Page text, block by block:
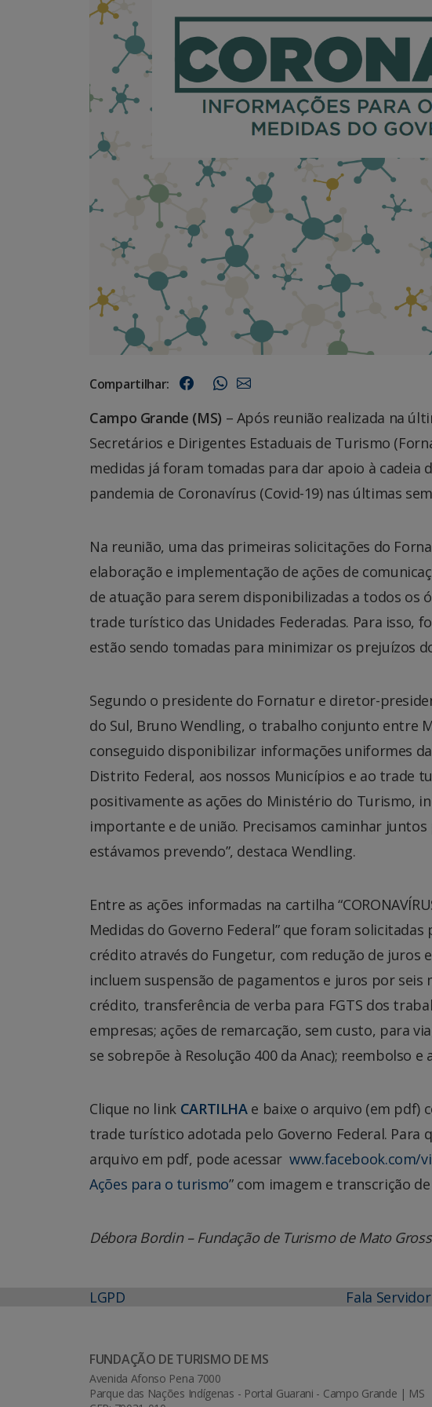
Compartilhar:
Campo Grande (MS) – Após reunião realizada na
Secretários e Dirigentes Estaduais de Turismo
medidas já foram tomadas para dar apoio à
pandemia de Coronavírus (Covid-19) nas últimas
Na reunião, uma das primeiras solicitações do
elaboração e implementação de ações de
de atuação para serem disponibilizadas a todos
trade turístico das Unidades Federadas. Para isso,
estão sendo tomadas para minimizar os prejuízos
Segundo o presidente do Fornatur e diretor-
do Sul, Bruno Wendling, o trabalho conjunto entre
conseguido disponibilizar informações uniformes
Distrito Federal, aos nossos Municípios e ao trade
positivamente as ações do Ministério do Turismo,
importante e de união. Precisamos caminhar
estávamos prevendo”, destaca Wendling.
Entre as ações informadas na cartilha
Medidas do Governo Federal” que foram
crédito através do Fungetur, com redução de juros
incluem suspensão de pagamentos e juros por
crédito, transferência de verba para FGTS dos
empresas; ações de remarcação, sem custo, para
se sobrepõe à Resolução 400 da Anac); reembolso e
Clique no link CARTILHAe baixe o arquivo (em pdf)
trade turístico adotada pelo Governo Federal. Para
arquivo em pdf, pode acessarwww.facebook.com/
Ações para o turismo” com imagem e transcrição
Débora Bordin – Fundação de Turismo de Mato
LGPD Fala Servidor
FUNDAÇÃO DE TURISMO DE MS
Avenida Afonso Pena 7000
Parque das Nações Indígenas - Portal Guarani - Campo Grande | MS